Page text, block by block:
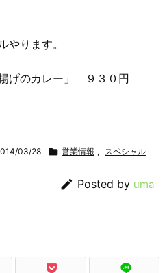
やります。
げのカレー」 ９３０円
03/28  営業情報 , スペシャル
 Posted by uma